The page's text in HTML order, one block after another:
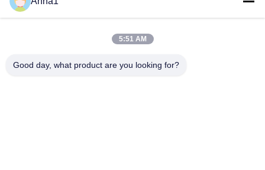
PT101 Custom NTC Temperature Sensor Is Suitable For
Smart Homes
PT100 NTC Temperature Sensor Is Suitable For Notebook
5:51 AM
Good day, what product are you looking for?